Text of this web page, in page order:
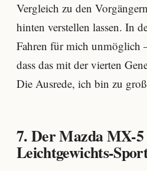
Vergleich zu den
hinten verstellen lassen. In
Fahren für mich unmöglich
dass das mit der vierten
Die Ausrede, ich bin zu
7. Der Mazda MX-5
Leichtgewichts-